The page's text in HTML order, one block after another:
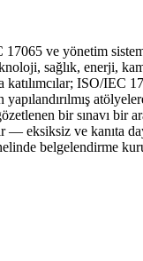
ve yönetim
sağlık, enerji,
ISO/
bir sınavı
ve kanıta
belgelendirme